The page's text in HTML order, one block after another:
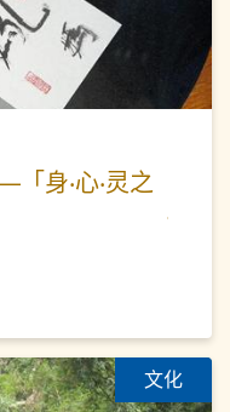
身‧心‧灵之
文化